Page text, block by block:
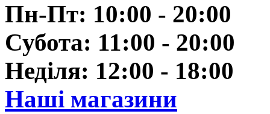
Пн-Пт: 10:00 - 20:00
Субота: 11:00 - 20:00
Неділя: 12:00 - 18:00
Наші магазини